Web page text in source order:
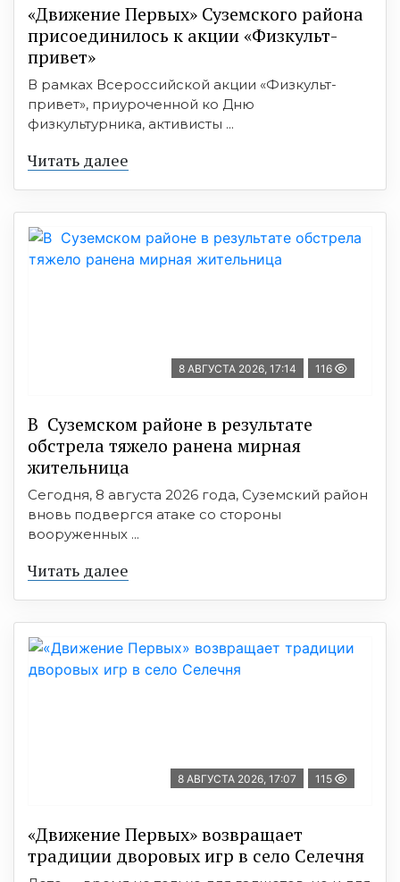
«Движение Первых» Суземского района
присоединилось к акции «Физкульт-
привет»
В рамках Всероссийской акции «Физкульт-
привет», приуроченной ко Дню
физкультурника, активисты ...
Читать далее
8 АВГУСТА 2026, 17:14 116
В Суземском районе в результате
обстрела тяжело ранена мирная
жительница
Сегодня, 8 августа 2026 года, Суземский район
вновь подвергся атаке со стороны
вооруженных ...
Читать далее
8 АВГУСТА 2026, 17:07 115
«Движение Первых» возвращает
традиции дворовых игр в село Селечня